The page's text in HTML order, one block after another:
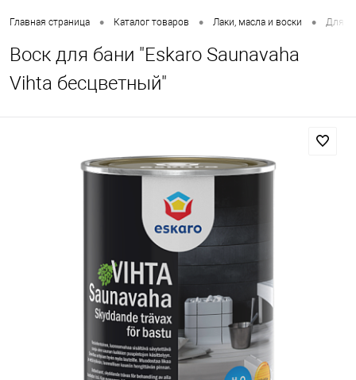
Главная страница • Каталог товаров • Лаки, масла и воски • Для
Воск для бани "Eskaro Saunavaha
Vihta бесцветный"